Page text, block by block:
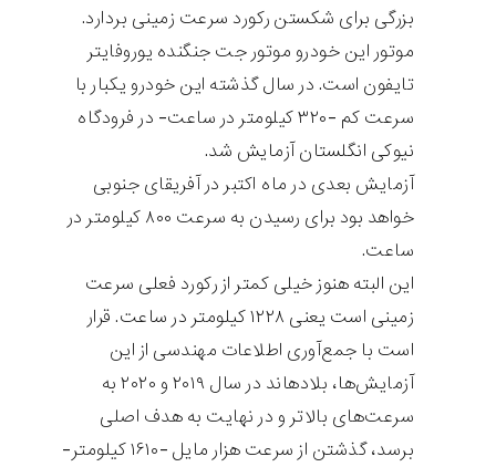
بزرگی برای شکستن رکورد سرعت زمینی بردارد.
موتور این خودرو موتور جت جنگنده یوروفایتر
تایفون است. در سال گذشته این خودرو یکبار با
سرعت کم -۳۲۰ کیلومتر در ساعت- در فرودگاه
نیوکی انگلستان آزمایش شد.
آزمایش بعدی در ماه اکتبر در آفریقای جنوبی
خواهد بود برای رسیدن به سرعت ۸۰۰ کیلومتر در
ساعت.
این البته هنوز خیلی کمتر از رکورد فعلی سرعت
زمینی است یعنی ۱۲۲۸ کیلومتر در ساعت. قرار
است با جمع‌آوری اطلاعات مهندسی از این
آزمایش‌ها، بلادهاند در سال ۲۰۱۹ و ۲۰۲۰ به
سرعت‌های بالاتر و در نهایت به هدف اصلی
برسد، گذشتن از سرعت هزار مایل -۱۶۱۰ کیلومتر-